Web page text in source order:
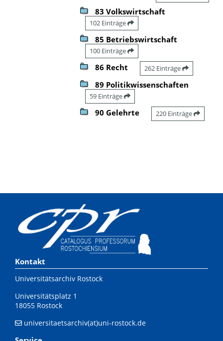
83 Volkswirtschaft
102 Einträge
85 Betriebswirtschaft
100 Einträge
86 Recht 262 Einträge
89 Politikwissenschaften
59 Einträge
90 Gelehrte 220 Einträge
Kontakt
Universitätsarchiv Rostock
Universitätsplatz 1
18055 Rostock
universitaetsarchiv(at)uni-rostock.de